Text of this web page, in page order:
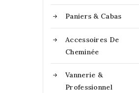
Paniers & Cabas
Accessoires De
Cheminée
Vannerie &
Professionnel